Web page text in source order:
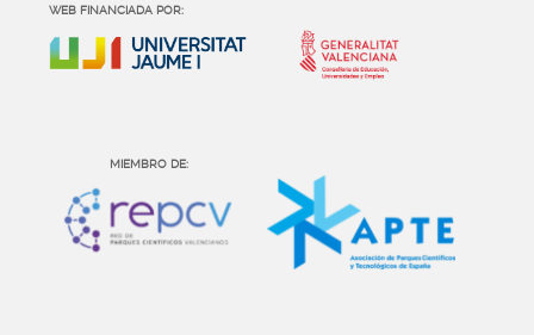
WEB FINANCIADA POR:
MIEMBRO DE: